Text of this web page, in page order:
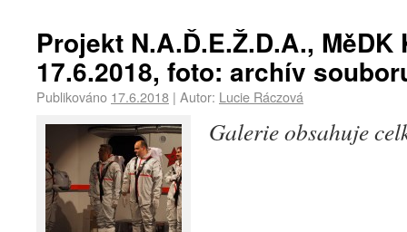
Projekt N.A.Ď.E.Ž.D.A., MěDK
17.6.2018, foto: archív
Publikováno 17.6.2018 | Autor: Lucie Ráczová
Galerie obsahuje